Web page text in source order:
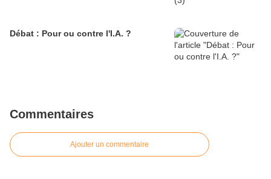
Débat : Pour ou contre l'I.A. ?
Commentaires
Ajouter un commentaire